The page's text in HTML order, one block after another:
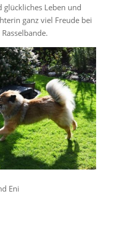
glückliches Leben und
ganz viel Freude bei
Eni